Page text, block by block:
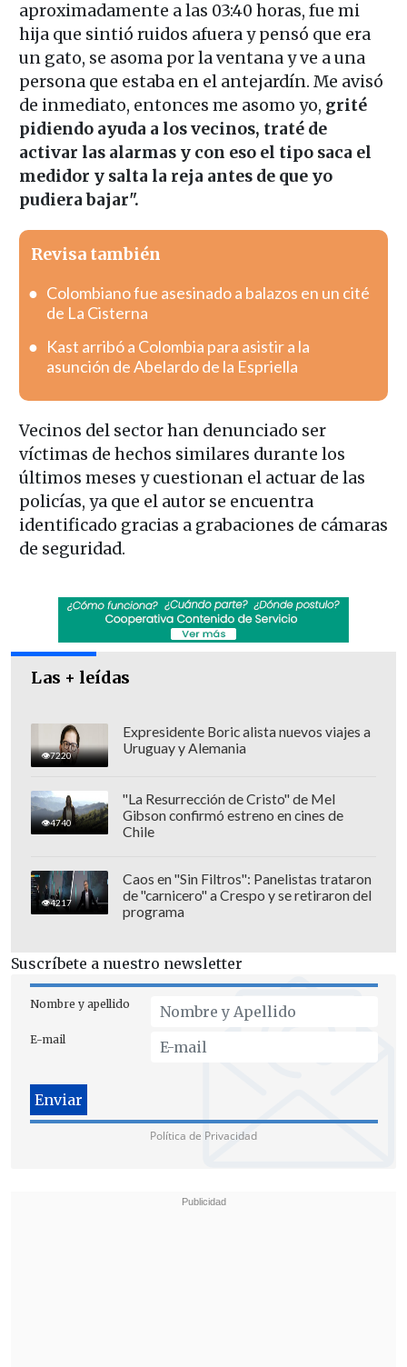
aproximadamente a las 03:40 horas, fue mi
hija que sintió ruidos afuera y pensó que era
un gato, se asoma por la ventana y ve a una
persona que estaba en el antejardín. Me avisó
de inmediato, entonces me asomo yo, grité
pidiendo ayuda a los vecinos, traté de
activar las alarmas y con eso el tipo saca el
medidor y salta la reja antes de que yo
pudiera bajar".
Revisa también
Colombiano fue asesinado a balazos en un cité
de La Cisterna
Kast arribó a Colombia para asistir a la
asunción de Abelardo de la Espriella
Vecinos del sector han denunciado ser
víctimas de hechos similares durante los
últimos meses y cuestionan el actuar de las
policías, ya que el autor se encuentra
identificado gracias a grabaciones de cámaras
de seguridad.
Las + leídas
7220
Expresidente Boric alista nuevos viajes a
Uruguay y Alemania
4740
"La Resurrección de Cristo" de Mel
Gibson confirmó estreno en cines de
Chile
4217
Caos en "Sin Filtros": Panelistas trataron
de "carnicero" a Crespo y se retiraron del
programa
Suscríbete a nuestro newsletter
Nombre y apellido
E-mail
Política de Privacidad